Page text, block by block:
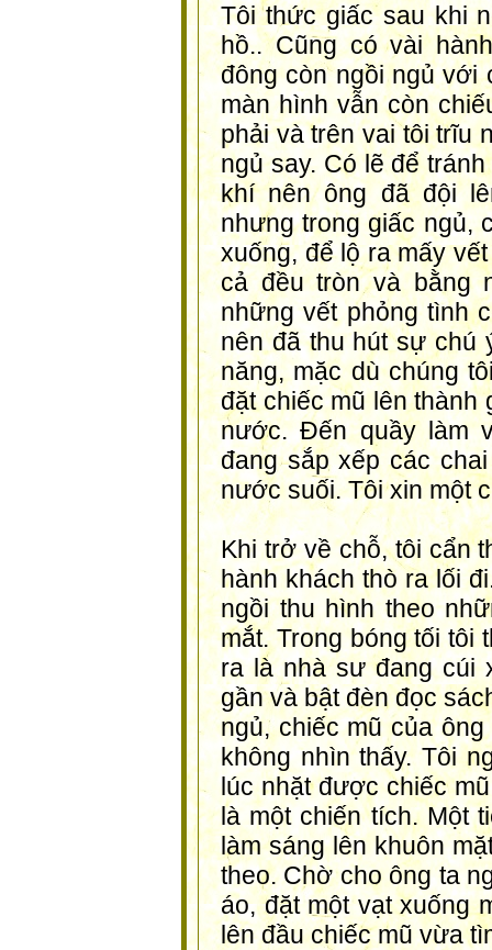
Tôi thức giấc sau khi
hồ.. Cũng có vài
đông còn ngồi ngủ với
màn hình vẫn còn
phải và trên vai tôi trĩu
ngủ say. Có lẽ để
khí nên ông đã đội
nhưng trong giấc ngủ,
xuống, để lộ ra mấy
cả đều tròn và bằng
những vết phỏng tình
nên đã thu hút sự chú
năng, mặc dù chúng
đặt chiếc mũ lên thành
nước. Đến quầy làm
đang sắp xếp các
nước suối. Tôi xin một
Khi trở về chỗ, tôi cẩn
hành khách thò ra lối
ngồi thu hình theo
mắt. Trong bóng tối tôi
ra là nhà sư đang cúi
gần và bật đèn đọc
ngủ, chiếc mũ của
không nhìn thấy. Tôi
lúc nhặt được chiếc
là một chiến tích. Một
làm sáng lên khuôn
theo. Chờ cho ông ta
áo, đặt một vạt xuống
lên đầu chiếc mũ vừa